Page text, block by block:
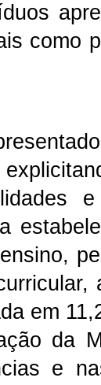
como
em
da
e